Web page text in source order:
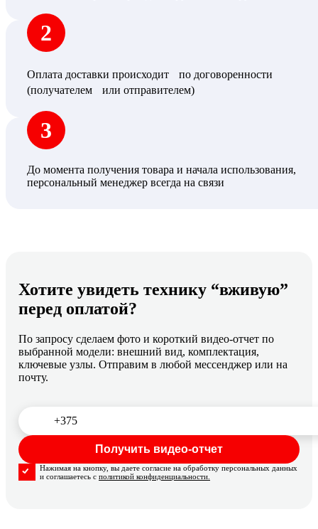
2
Оплата доставки происходит по договоренности
(получателем или отправителем)
3
До момента получения товара и начала использования,
персональный менеджер всегда на связи
Хотите увидеть технику “вживую”
перед оплатой?
По запросу сделаем фото и короткий видео-отчет по
выбранной модели: внешний вид, комплектация,
ключевые узлы. Отправим в любой мессенджер или на
почту.
Нажимая на кнопку, вы даете согласие на обработку персональных данных
и соглашаетесь с политикой конфиденциальности.